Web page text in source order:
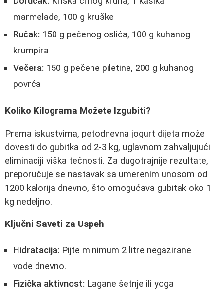
marmelade, 100 g kruške
Ručak: 150 g pečenog oslića, 100 g kuhanog
krumpira
Večera: 150 g pečene piletine, 200 g kuhanog
povrća
Koliko Kilograma Možete Izgubiti?
Prema iskustvima, petodnevna jogurt dijeta može
dovesti do gubitka od 2-3 kg, uglavnom zahvaljujući
eliminaciji viška tečnosti. Za dugotrajnije rezultate,
preporučuje se nastavak sa umerenim unosom od
1200 kalorija dnevno, što omogućava gubitak oko 1
kg nedeljno.
Ključni Saveti za Uspeh
Hidratacija: Pijte minimum 2 litre negazirane
vode dnevno.
Fizička aktivnost: Lagane šetnje ili yoga